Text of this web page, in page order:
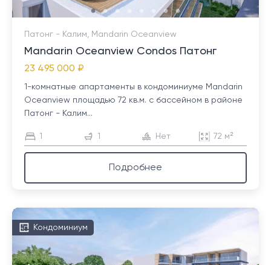
Патонг - Калим, Mandarin Oceanview
Mandarin Oceanview Condos Патонг
23 495 000 ₽
1-комнатные апартаменты в кондоминиуме Mandarin
Oceanview площадью 72 кв.м. с бассейном в районе
Патонг - Калим...
1 1 Нет 72 м²
Подробнее
Кондоминиум